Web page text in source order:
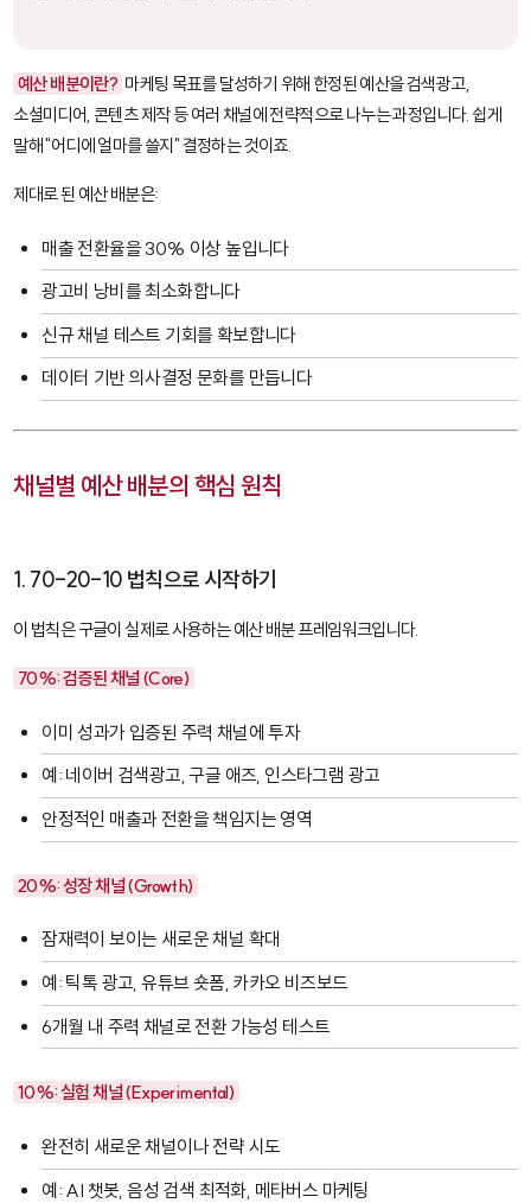
예산 배분이란? 마케팅 목표를 달성하기 위해 한정된 예산을 검색광고,
소셜미디어, 콘텐츠 제작 등 여러 채널에 전략적으로 나누는 과정입니다. 쉽게
말해 "어디에 얼마를 쓸지" 결정하는 것이죠.
제대로 된 예산 배분은:
매출 전환율을 30% 이상 높입니다
광고비 낭비를 최소화합니다
신규 채널 테스트 기회를 확보합니다
데이터 기반 의사결정 문화를 만듭니다
채널별 예산 배분의 핵심 원칙
1. 70-20-10 법칙으로 시작하기
이 법칙은 구글이 실제로 사용하는 예산 배분 프레임워크입니다.
70%: 검증된 채널 (Core)
이미 성과가 입증된 주력 채널에 투자
예: 네이버 검색광고, 구글 애즈, 인스타그램 광고
안정적인 매출과 전환을 책임지는 영역
20%: 성장 채널 (Growth)
잠재력이 보이는 새로운 채널 확대
예: 틱톡 광고, 유튜브 숏폼, 카카오 비즈보드
6개월 내 주력 채널로 전환 가능성 테스트
10%: 실험 채널 (Experimental)
완전히 새로운 채널이나 전략 시도
예: AI 챗봇, 음성 검색 최적화, 메타버스 마케팅